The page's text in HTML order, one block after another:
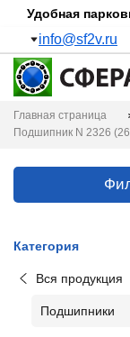
Удобная
info@sf2v.ru
Главная страница
Подшипник N 2326
Категория
Вся продукция
Подшипники